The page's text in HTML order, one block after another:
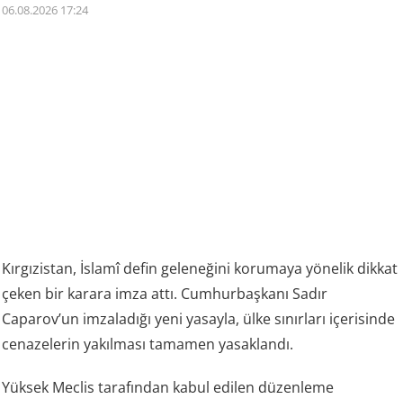
06.08.2026 17:24
Kırgızistan, İslamî defin geleneğini korumaya yönelik dikkat
çeken bir karara imza attı. Cumhurbaşkanı Sadır
Caparov’un imzaladığı yeni yasayla, ülke sınırları içerisinde
cenazelerin yakılması tamamen yasaklandı.
Yüksek Meclis tarafından kabul edilen düzenleme